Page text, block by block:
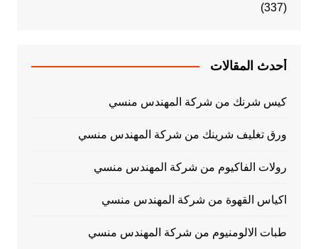
(337)
أحدث المقالات
كيس شرنك من شركة المهندس منسي
ورق تغليف شرينك من شركة المهندس منسي
رولات الفاكيوم من شركة المهندس منسي
اكياس القهوة من شركة المهندس منسي
طبات الالومنيوم من شركة المهندس منسي